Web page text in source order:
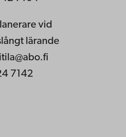
vid
lärande
7142